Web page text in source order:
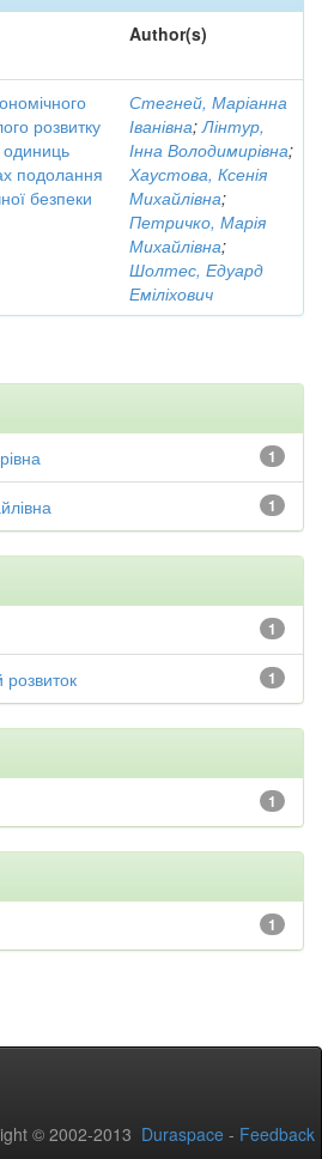
Author(s)
розвитку
одиниць
подолання
безпеки
Стегней, Маріанна
Іванівна;Лінтур,
Інна Володимирівна;
Хаустова, Ксенія
Михайлівна;
Петричко, Марія
Михайлівна;
Шолтес, Едуард
Еміліхович
1
1
1
1
розвиток
1
1
© 2002-2013 Duraspace - Feedback